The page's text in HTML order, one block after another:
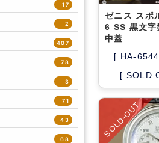
ゼニス スポ
6 SS 黒文字
中蓋
[ HA-
[ SOLD
SOLD-OUT
17
2
407
78
3
71
43
68